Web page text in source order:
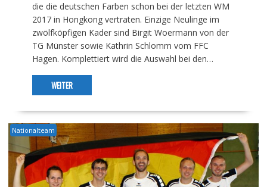
die die deutschen Farben schon bei der letzten WM
2017 in Hongkong vertraten. Einzige Neulinge im
zwölfköpfigen Kader sind Birgit Woermann von der
TG Münster sowie Kathrin Schlomm vom FFC
Hagen. Komplettiert wird die Auswahl bei den…
WEITER
Nationalteam